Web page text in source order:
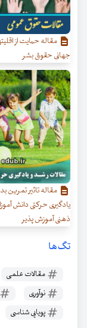
مقاله حمایت از
جهانی حقوق بشر
مقاله تاثیر تمرین
یادگیری حرکتی دانش
ذهنی آموزش پذیر
تگ‌ها
مقالات علمی
نوآوری
پویایی شناسی